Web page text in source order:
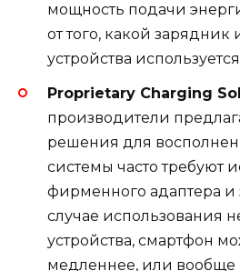
мощность подачи
от того, какой зарядник
устройства
Proprietary Charging
производители
решения для
системы часто требуют
фирменного адаптера и
случае использования
устройства, смартфон
медленнее, или вообще